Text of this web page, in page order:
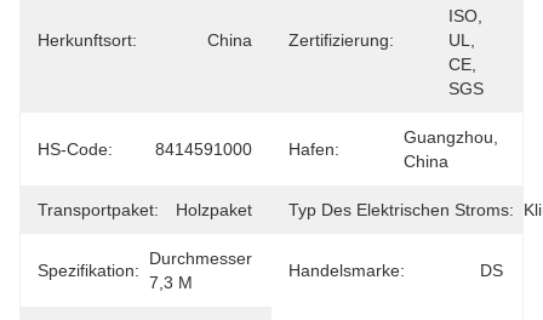
Herkunftsort: China Zertifizierung:
ISO,
UL,
CE,
SGS
HS-Code: 8414591000 Hafen:
Guangzhou,
China
Transportpaket: Holzpaket Typ Des Elektrischen Stroms:
Spezifikation:
Durchmesser
7,3 M
Handelsmarke: DS